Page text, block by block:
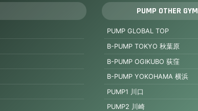
PUMP OTHER GYM
PUMP GLOBAL TOP
B-PUMP TOKYO 秋葉原
B-PUMP OGIKUBO 荻窪
B-PUMP YOKOHAMA 横浜
PUMP1 川口
PUMP2 川崎